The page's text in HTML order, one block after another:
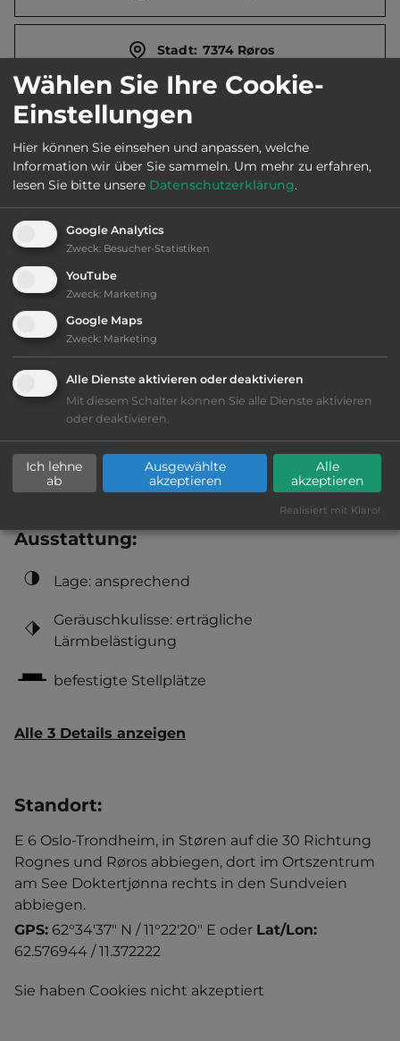
Stadt: 7374 Røros
Straße:
E-Mail: post@verketroros.no
Webseite:
Telefon:
Bergbaumuseum.
Ausstattung:
Lage: ansprechend
Geräuschkulisse: erträgliche
Lärmbelästigung
befestigte Stellplätze
Alle 3 Details anzeigen
Standort:
E 6 Oslo-Trondheim, in Støren auf die 30 Richtung
Rognes und Røros abbiegen, dort im Ortszentrum
am See Doktertjønna rechts in den Sundveien
abbiegen.
GPS: 62°34'37" N / 11°22'20" E oder Lat/Lon:
62.576944 / 11.372222
Sie haben Cookies nicht akzeptiert
Wählen Sie Ihre Cookie-
Einstellungen
Hier können Sie einsehen und anpassen, welche
Information wir über Sie sammeln. Um mehr zu erfahren,
lesen Sie bitte unsere Datenschutzerklärung.
Google Analytics
Zweck: Besucher-Statistiken
YouTube
Zweck: Marketing
Google Maps
Zweck: Marketing
Alle Dienste aktivieren oder deaktivieren
Mit diesem Schalter können Sie alle Dienste aktivieren
oder deaktivieren.
Ich lehne
ab
Ausgewählte
akzeptieren
Alle
akzeptieren
Realisiert mit Klaro!